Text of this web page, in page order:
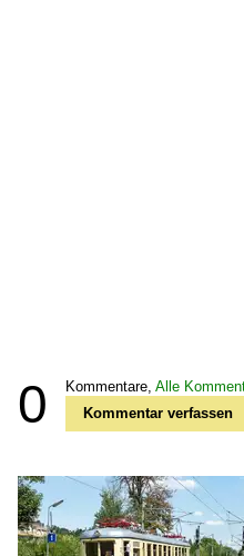
0 Kommentare, Alle
Kommentar verfassen